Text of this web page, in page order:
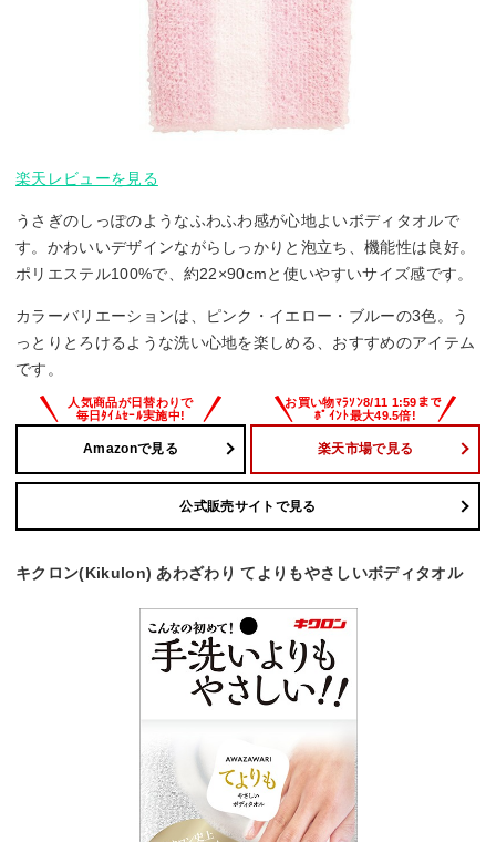
楽天レビューを見る
うさぎのしっぽのようなふわふわ感が心地よいボディタオルで
す。かわいいデザインながらしっかりと泡立ち、機能性は良好。
ポリエステル100%で、約22×90cmと使いやすいサイズ感です。
カラーバリエーションは、ピンク・イエロー・ブルーの3色。う
っとりとろけるような洗い心地を楽しめる、おすすめのアイテム
です。
Amazonで見る 楽天市場で見る
公式販売サイトで見る
キクロン(Kikulon) あわざわり てよりもやさしいボディタオル